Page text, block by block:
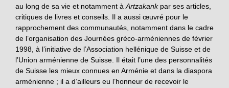
au long de sa vie et notamment à Artzakank par ses articles,
critiques de livres et conseils. Il a aussi œuvré pour le
rapprochement des communautés, notamment dans le cadre
de l’organisation des Journées gréco-arméniennes de février
1998, à l’initiative de l’Association hellénique de Suisse et de
l’Union arménienne de Suisse. Il était l’une des personnalités
de Suisse les mieux connues en Arménie et dans la diaspora
arménienne ; il a d’ailleurs eu l’honneur de recevoir le